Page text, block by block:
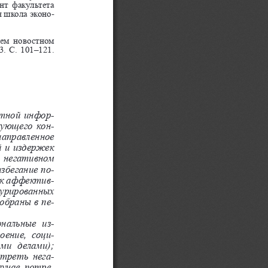
факультета
школа эконо-
новостном
С. 101–121.
инфор-
кон-
и издержек
по-
аффектив-
в пе-
из-
соци-
делами);
нега-